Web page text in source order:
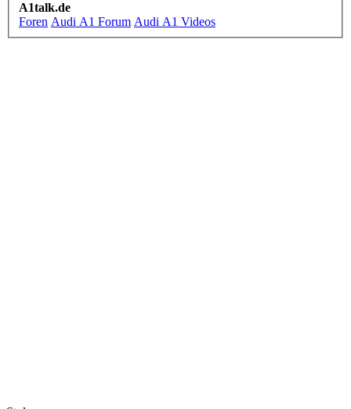
A1talk.de
Foren Audi A1 Forum Audi A1 Videos